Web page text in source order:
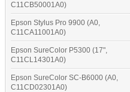
C11CB50001A0)
Epson Stylus Pro 9900 (A0,
C11CA11001A0)
Epson SureColor P5300 (17",
C11CL14301A0)
Epson SureColor SC-B6000 (A0,
C11CD02301A0)